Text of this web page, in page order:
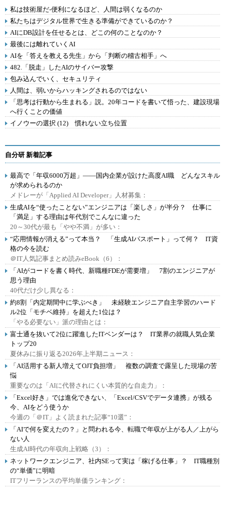
私は技術屋だ-便利になるほど、人間は弱くなるのか
私たちはデジタル世界で生きる準備ができているのか？
AIにDB設計を任せるとは、どこの何のことなのか？
最後には離れていくAI
AIを「答えを教える先生」から「判断の稽古相手」へ
482.「脱走」したAIのサイバー攻撃
包み込んでいく、セキュリティ
人間は、弱いからハッキングされるのではない
「思考は行動から生まれる」説。20年コードを書いて悟った、建設現場
へ行くことの価値
イノウーの選択 (12) 慣れない立ち位置
自分研 新着記事
最高で「年収6000万超」――国内企業が設けた高度AI職 どんなスキル
が求められるのか
メドレーが「Applied AI Developer」人材募集：
生成AIを“使ったことない”エンジニアは「楽しさ」が半分？ 仕事に
「満足」する理由は年代別でこんなに違った
20～30代が最も「やや不満」が多い：
“応用情報が消える”って本当？ 「生成AIパスポート」って何？ IT資
格の今を読む
＠IT人気記事まとめ読みeBook（6）：
「AIがコードを書く時代、新職種FDEが需要増」 7割のエンジニアが
思う理由
40代だけ少し異なる：
約8割「内定期間中に学ぶべき」 未経験エンジニア自主学習のハード
ル2位「モチベ維持」を超えた1位は？
「やる必要ない」派の理由とは：
富士通を抜いて2位に躍進したITベンダーは？ IT業界の就職人気企業
トップ20
夏休みに振り返る2026年上半期ニュース：
「AI活用する新人増えてOJT負担増」 複数の調査で露呈した現場の苦
悩
重要なのは「AIに代替されにくい本質的な自走力」：
「Excel好き」では進化できない、「Excel/CSVでデータ連携」が残る
今、AIをどう使うか
今週の「＠IT」よく読まれた記事“10選”：
「AIで何を変えたの？」と問われる今、転職で年収が上がる人／上がら
ない人
生成AI時代の年収向上戦略（3）：
ネットワークエンジニア、社内SEって実は「稼げる仕事」？ IT職種別
の“単価”に明暗
ITフリーランスの平均単価ランキング：